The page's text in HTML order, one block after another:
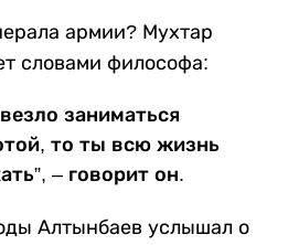
армии? Мухтар
словами философа:
заниматься
то ты всю жизнь
– говорит он.
Алтынбаев услышал о